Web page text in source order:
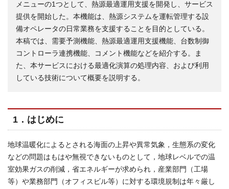
メニューの1つとして、熱源最適運用支援を開発し、サービス
提供を開始した。本機能は、熱源システムを運転管理する設
備オペレータの日常業務を支援することを目的としている。
本稿では、需要予測機能、熱源最適運用支援機能、台数制御
コントローラ連携機能、コメント機能などを紹介する。ま
た、本サービスにおける最適化演算の処理内容、および利用
している技術について概要を説明する。
1．はじめに
地球温暖化によるとされる海面の上昇や異常気象，生態系の変化
などの問題はもはや無視できないものとして，地球レベルでの温
室効果ガスの削減，省エネルギーが求められ，産業部門（工場
等）や業務部門（オフィスビル等）に対する環境規制は年々厳し